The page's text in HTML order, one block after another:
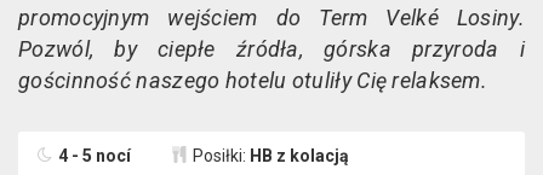
promocyjnym wejściem do Term Velké Losiny.
Pozwól, by ciepłe źródła, górska przyroda i
gościnność naszego hotelu otuliły Cię relaksem.
4 - 5 nocí Posiłki: HB z kolacją